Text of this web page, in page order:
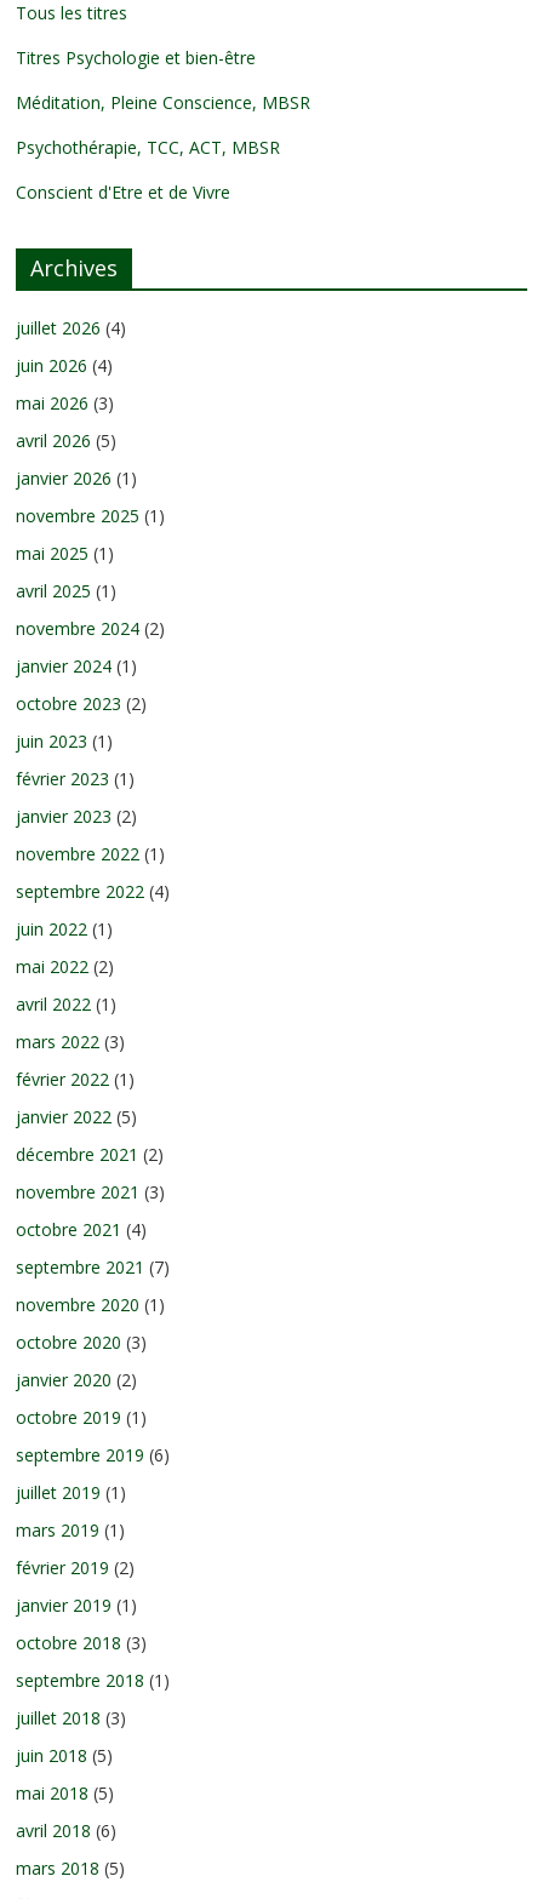
Tous les titres
Titres Psychologie et bien-être
Méditation, Pleine Conscience, MBSR
Psychothérapie, TCC, ACT, MBSR
Conscient d'Etre et de Vivre
Archives
juillet 2026 (4)
juin 2026 (4)
mai 2026 (3)
avril 2026 (5)
janvier 2026 (1)
novembre 2025 (1)
mai 2025 (1)
avril 2025 (1)
novembre 2024 (2)
janvier 2024 (1)
octobre 2023 (2)
juin 2023 (1)
février 2023 (1)
janvier 2023 (2)
novembre 2022 (1)
septembre 2022 (4)
juin 2022 (1)
mai 2022 (2)
avril 2022 (1)
mars 2022 (3)
février 2022 (1)
janvier 2022 (5)
décembre 2021 (2)
novembre 2021 (3)
octobre 2021 (4)
septembre 2021 (7)
novembre 2020 (1)
octobre 2020 (3)
janvier 2020 (2)
octobre 2019 (1)
septembre 2019 (6)
juillet 2019 (1)
mars 2019 (1)
février 2019 (2)
janvier 2019 (1)
octobre 2018 (3)
septembre 2018 (1)
juillet 2018 (3)
juin 2018 (5)
mai 2018 (5)
avril 2018 (6)
mars 2018 (5)